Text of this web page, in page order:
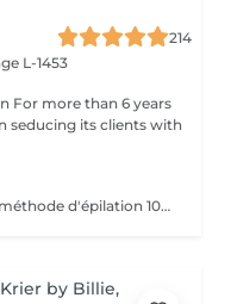
214
L-1453
For more than 6 years
seducing its clients with
Depuis 1875, l'électrolyse est la seule méthode d'épilation 100% définitive reconnue par les agences de réglementation gouvernementales. Toutes les couleurs de peau et de poil ainsi que toutes les régions peuvent être traitées efficacement et sans aucun compromis. Apilus offre une technologie avancée qui a fait ses preuves en épilation. Déjà utilisés par des milliers de centres à travers le monde entier, les appareils d'électrolyse Apilus offrent des traitements plus efficaces, plus confortables, et des résultats complètement définitifs beaucoup plus rapidement que tout autre système d'épilation. N'hésitez pas à nous contacter pour de plus amples informations.